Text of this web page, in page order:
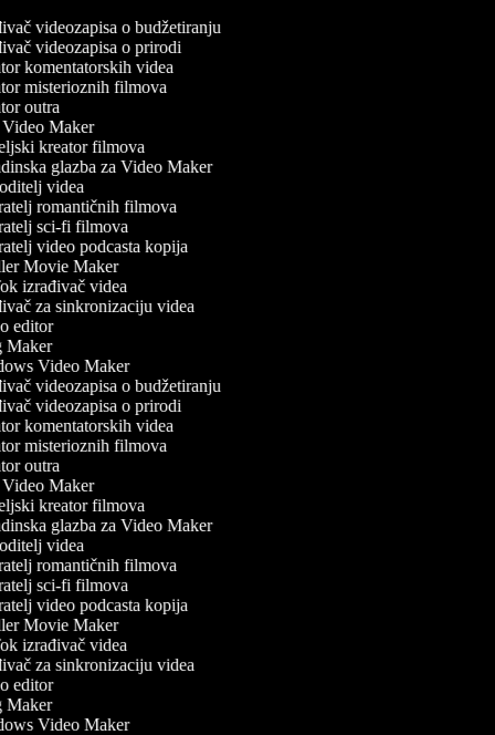
videozapisa o budžetiranju
videozapisa o prirodi
komentatorskih videa
misterioznih filmova
outra
Maker
kreator filmova
glazba za Video Maker
videa
romantičnih filmova
sci-fi filmova
video podcasta kopija
Movie Maker
izrađivač videa
za sinkronizaciju videa
editor
Video Maker
videozapisa o budžetiranju
videozapisa o prirodi
komentatorskih videa
misterioznih filmova
outra
Maker
kreator filmova
glazba za Video Maker
videa
romantičnih filmova
sci-fi filmova
video podcasta kopija
Movie Maker
izrađivač videa
za sinkronizaciju videa
editor
Video Maker